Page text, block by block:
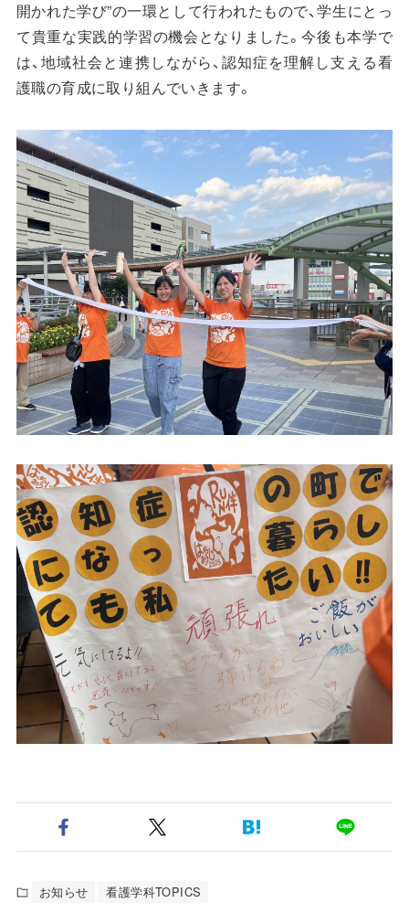
開かれた学び”の一環として行われたもので、学生にとっ
て貴重な実践的学習の機会となりました。今後も本学で
は、地域社会と連携しながら、認知症を理解し支える看
護職の育成に取り組んでいきます。
お知らせ 看護学科TOPICS